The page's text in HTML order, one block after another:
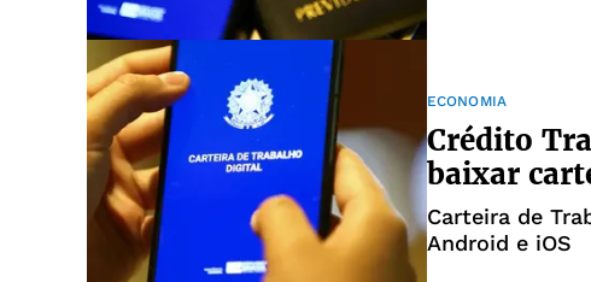
ECONOMIA
Crédito
baixar
Carteira de
Android e iOS